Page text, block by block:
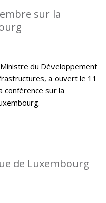
sur la
Ministre du Développement
a ouvert le 11
conférence sur la
de Luxembourg